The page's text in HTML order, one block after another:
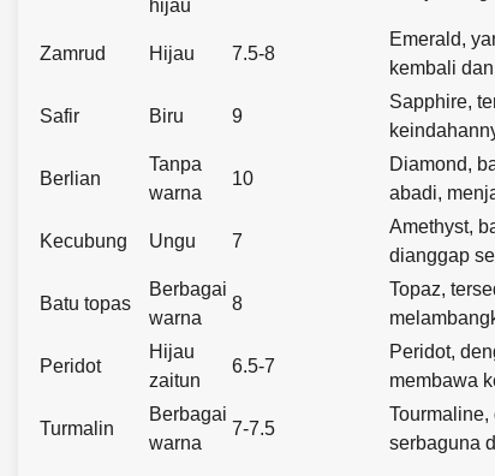
hijau
Zamrud Hijau 7.5-8
Emerald,
kembali
Safir Biru 9
Sapphire,
Berlian
Tanpa
warna
10
Diamond,
abadi,
Kecubung Ungu 7
Amethyst,
dianggap
Batu topas
Berbagai
warna
8
Topaz,
Peridot
Hijau
zaitun
6.5-7
Peridot,
membawa
Turmalin
Berbagai
warna
7-7.5
serbaguna